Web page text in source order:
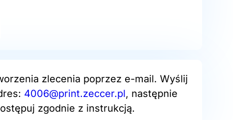
zlecenia poprzez e-mail. Wyślij
4006@print.zeccer.pl, następnie
zgodnie z instrukcją.